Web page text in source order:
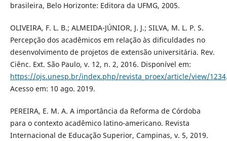
brasileira, Belo Horizonte: Editora da UFMG, 2005.
OLIVEIRA, F. L. B.; ALMEIDA-JÚNIOR, J. J.; SILVA, M. L. P. S.
Percepção dos acadêmicos em relação às dificuldades no
desenvolvimento de projetos de extensão universitária. Rev.
Ciênc. Ext. São Paulo, v. 12, n. 2, 2016. Disponível em:
https://ojs.unesp.br/index.php/revista_proex/article/view/1234
Acesso em: 10 ago. 2019.
PEREIRA, E. M. A. A importância da Reforma de Córdoba
para o contexto acadêmico latino-americano. Revista
Internacional de Educação Superior, Campinas, v. 5, 2019.